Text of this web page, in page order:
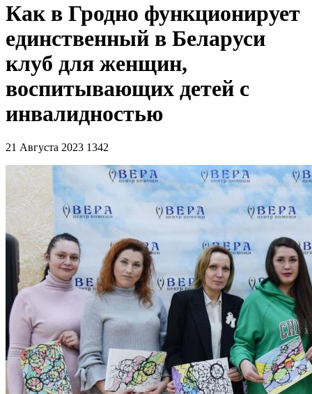
Как в Гродно функционирует
единственный в Беларуси
клуб для женщин,
воспитывающих детей с
инвалидностью
21 Августа 2023 1342